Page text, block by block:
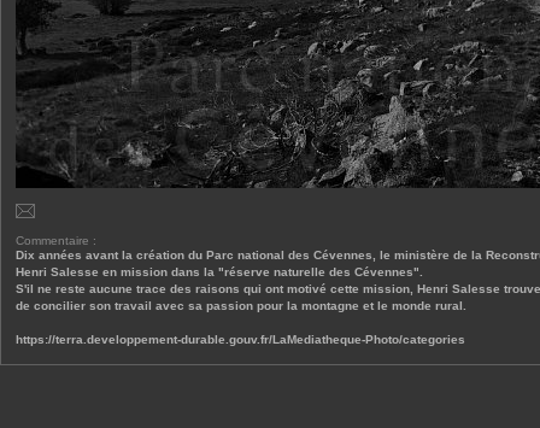
Commentaire :
Dix années avant la création du Parc national des Cévennes, le ministère de la
Henri Salesse en mission dans la "réserve naturelle des Cévennes".
S'il ne reste aucune trace des raisons qui ont motivé cette mission, Henri Salesse
de concilier son travail avec sa passion pour la montagne et le monde rural.
https://terra.developpement-durable.gouv.fr/LaMediatheque-Photo/categories